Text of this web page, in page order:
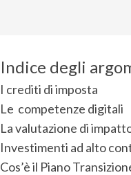
Indice degli
I crediti di imposta
Le competenze digitali
La valutazione di
Investimenti ad alto
Cos’è il Piano